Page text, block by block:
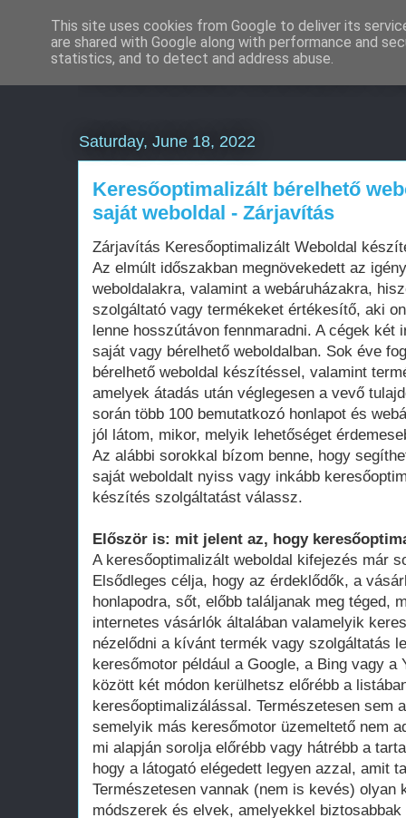
Weboldal készítés
Saturday, June 18, 2022
Keresőoptimalizált bérelhető
saját weboldal - Zárjavítás
Zárjavítás Keresőoptimalizált Weboldal
Az elmúlt időszakban megnövekedett az
weboldalakra, valamint a webáruházakra,
szolgáltató vagy termékeket értékesítő, aki
lenne hosszútávon fennmaradni. A cégek két
saját vagy bérelhető weboldalban. Sok éve
bérelhető weboldal készítéssel, valamint
amelyek átadás után véglegesen a vevő
során több 100 bemutatkozó honlapot és
jól látom, mikor, melyik lehetőséget
Az alábbi sorokkal bízom benne, hogy
saját weboldalt nyiss vagy inkább
készítés szolgáltatást válassz.
Először is: mit jelent az, hogy
A keresőoptimalizált weboldal kifejezés már
Elsődleges célja, hogy az érdeklődők, a
honlapodra, sőt, előbb találjanak meg téged,
internetes vásárlók általában valamelyik
nézelődni a kívánt termék vagy szolgáltatás
keresőmotor például a Google, a Bing vagy a
között két módon kerülhetsz előrébb a
keresőoptimalizálással. Természetesen sem
semelyik más keresőmotor üzemeltető nem
mi alapján sorolja előrébb vagy hátrébb a
hogy a látogató elégedett legyen azzal, amit
Természetesen vannak (nem is kevés) olyan
módszerek és elvek, amelyekkel
This site uses cookies from Google to deliver its
are shared with Google along with performance and
statistics, and to detect and address abuse.